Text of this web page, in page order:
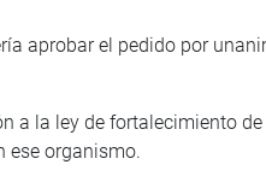
aprobar el pedido por
a la ley de fortalecimiento de
ese organismo.